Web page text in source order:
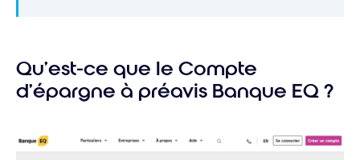
Qu’est-ce que le Compte
d’épargne à préavis Banque EQ ?